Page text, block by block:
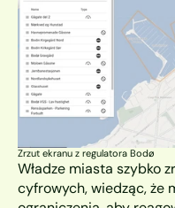
Zrzut ekranu z regulatora Bodø
Władze miasta szybko
cyfrowych, wiedząc, że